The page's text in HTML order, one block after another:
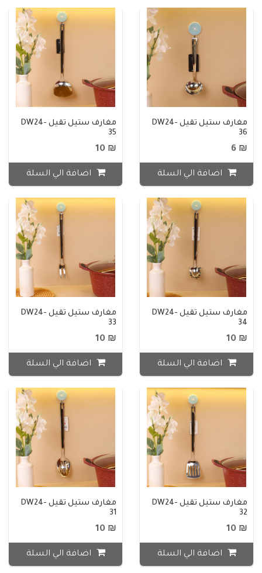
مغارف ستيل ثقيل DW24-
36
₪ 6
اضافة الي السلة
مغارف ستيل ثقيل DW24-
35
₪ 10
اضافة الي السلة
مغارف ستيل ثقيل DW24-
34
₪ 10
اضافة الي السلة
مغارف ستيل ثقيل DW24-
33
₪ 10
اضافة الي السلة
مغارف ستيل ثقيل DW24-
32
₪ 10
اضافة الي السلة
مغارف ستيل ثقيل DW24-
31
₪ 10
اضافة الي السلة